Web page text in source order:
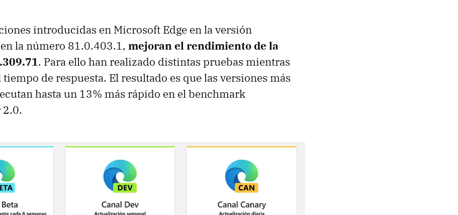
introducidas en Microsoft Edge en la versión
la número 81.0.403.1, mejoran el rendimiento de la
. Para ello han realizado distintas pruebas mientras
de respuesta. El resultado es que las versiones más
hasta un 13% más rápido en el benchmark
2.0.